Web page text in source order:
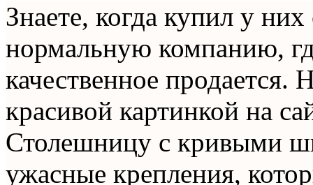
Знаете, когда купил у
нормальную компанию,
качественное продается.
красивой картинкой на
Столешницу с кривыми
ужасные крепления,